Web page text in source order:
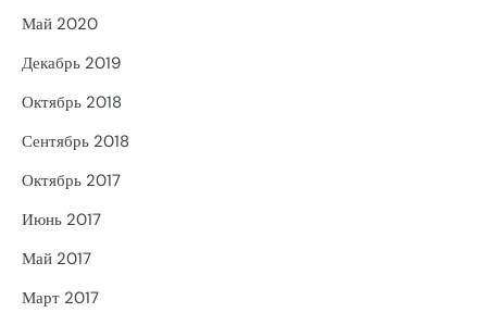
Май 2020
Декабрь 2019
Октябрь 2018
Сентябрь 2018
Октябрь 2017
Июнь 2017
Май 2017
Март 2017